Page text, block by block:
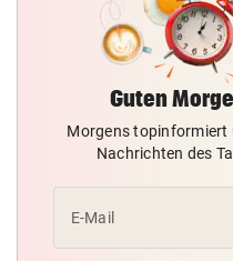
Guten
Morgens topinformiert
Nachrichten des
E-Mail